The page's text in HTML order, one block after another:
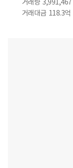
거래량 3,991,467
거래대금 118.3억